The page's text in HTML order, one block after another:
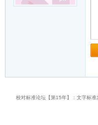
校对标准论坛【第15年】：文字标